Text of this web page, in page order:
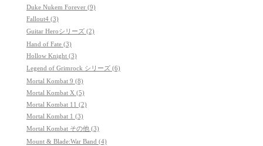
Duke Nukem Forever (9)
Fallout4 (3)
Guitar Heroシリーズ (2)
Hand of Fate (3)
Hollow Knight (3)
Legend of Grimrock シリーズ (6)
Mortal Kombat 9 (8)
Mortal Kombat X (5)
Mortal Kombat 11 (2)
Mortal Kombat 1 (3)
Mortal Kombat その他 (3)
Mount & Blade:War Band (4)